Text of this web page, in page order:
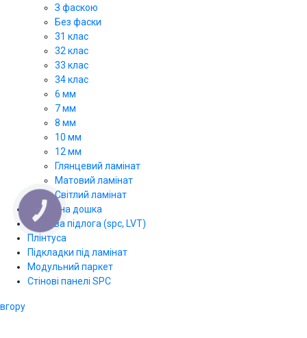
З фаскою
Без фаски
31 клас
32 клас
33 клас
34 клас
6 мм
7 мм
8 мм
10 мм
12 мм
Глянцевий ламінат
Матовий ламінат
Світлий ламінат
Паркетна дошка
Вінілова підлога (spc, LVT)
Плінтуса
Підкладки під ламінат
Модульний паркет
Стінові панелі SPС
вгору
КНОПКА
ЗВ'ЯЗКУ